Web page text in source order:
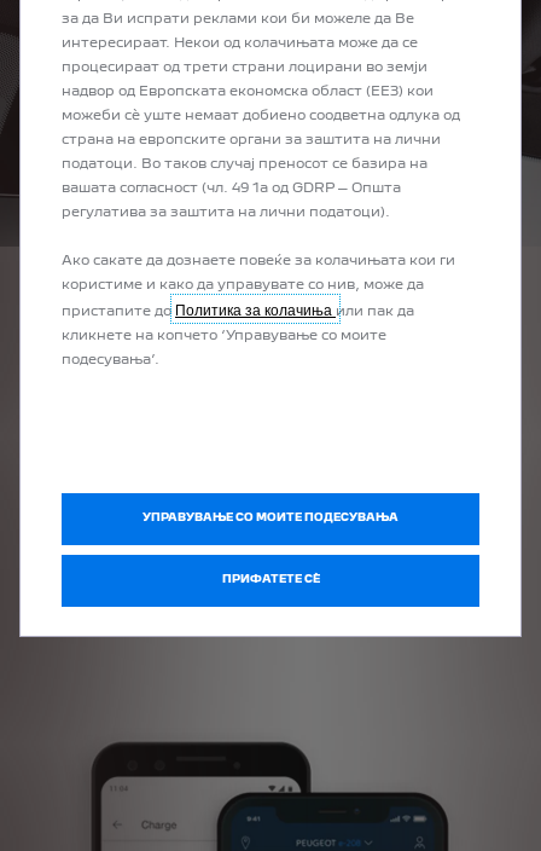
ПОМОШ ОД ВАШИОТ
АВТОМОБИЛ
итен повик без никаква акција од Ваша страна. Во
случај на дефект или инцидент, можете да контактирате
со PEUGEOT Connect Assistance користејќи го копчето
за да Ви испрати реклами кои би можеле да Ве
интересираат. Некои од колачињата може да се
процесираат од трети страни лоцирани во земји
надвор од Европската економска област (ЕЕЗ) кои
можеби сѐ уште немаат добиено соодветна одлука од
страна на европските органи за заштита на лични
податоци. Во таков случај преносот се базира на
вашата согласност (чл. 49 1а од GDRP – Општа
регулатива за заштита на лични податоци).
Ако сакате да дознаете повеќе за колачињата кои ги
користиме и како да управувате со нив, може да
пристапите до Политика за колачиња или пак да
кликнете на копчето ‘Управување со моите
подесувања’.
УПРАВУВАЊЕ СО МОИТЕ ПОДЕСУВАЊА
ПРИФАТЕТЕ СÈ